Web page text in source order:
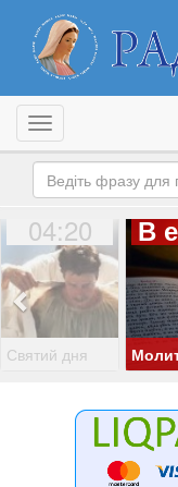
Toggle navigation
04:20
Святий дня
В